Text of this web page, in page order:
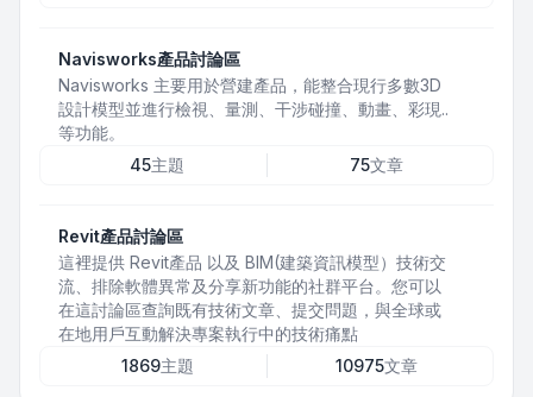
Navisworks產品討論區
Navisworks 主要用於營建產品，能整合現行多數3D
設計模型並進行檢視、量測、干涉碰撞、動畫、彩現..
等功能。
45主題 75文章
Revit產品討論區
這裡提供 Revit產品 以及 BIM(建築資訊模型）技術交
流、排除軟體異常及分享新功能的社群平台。您可以
在這討論區查詢既有技術文章、提交問題，與全球或
在地用戶互動解決專案執行中的技術痛點
1869主題 10975文章